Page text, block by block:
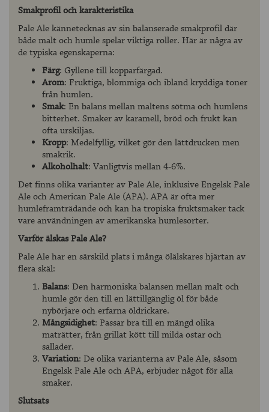
Smakprofil och karakteristika
Pale Ale kännetecknas av sin balanserade smakprofil där
både malt och humle spelar viktiga roller. Här är några av
de typiska egenskaperna:
Färg: Gyllene till kopparfärgad.
Arom: Fruktiga, blommiga och ibland kryddiga toner
från humlen.
Smak: En balans mellan maltens sötma och humlens
bitterhet. Smaker av karamell, bröd och frukt kan
ofta urskiljas.
Kropp: Medelfyllig, vilket gör den lättdrucken men
smakrik.
Alkoholhalt: Vanligtvis mellan 4-6%.
Det finns olika varianter av Pale Ale, inklusive Engelsk Pale
Ale och American Pale Ale (APA). APA är ofta mer
humleframträdande och kan ha tropiska fruktsmaker tack
vare användningen av amerikanska humlesorter.
Varför älskas Pale Ale?
Pale Ale har en särskild plats i många ölälskares hjärtan av
flera skäl:
Balans: Den harmoniska balansen mellan malt och
humle gör den till en lättillgänglig öl för både
nybörjare och erfarna öldrickare.
Mångsidighet: Passar bra till en mängd olika
maträtter, från grillat kött till milda ostar och
sallader.
Variation: De olika varianterna av Pale Ale, såsom
Engelsk Pale Ale och APA, erbjuder något för alla
smaker.
Slutsats